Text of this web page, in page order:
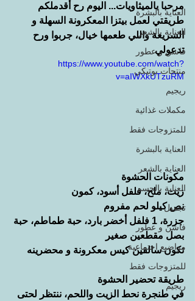
العناية بالبشرة
العناية بالشعر
فاشن و عطور
منتجات بوتيكي
ريجيم
مكملات غذائية
للمتزوجات فقط
العناية بالبشرة
العناية بالشعر
العناية بالجسم
تجميل
فاشن و عطور
مواضيع اجتماعية
للمتزوجات فقط
ريجيم
مرحبا بالميثاويات... اليوم رح أقدملكم
طريقتي لعمل بيتزا المعكرونة السهلة و
السريعة واللي طعمها خيال، جربوا ورح
تدعولي
https://www.youtube.com/watch?
v=aIWXkUTzuRM
مكونات الحشوة
زيت، ملح، فلفل أسود، كمون
نص كيلو لحم مفروم
جزرة، 1 فلفل أخضر بارد، حبة طماطم، حبة
بصل مقطعين صغير
نكون سالقين كيس معكرونة و محضرينه
طريقة تحضير الحشوة
في طنجرة نحط الزيت واللحم، ننتظر لحتى